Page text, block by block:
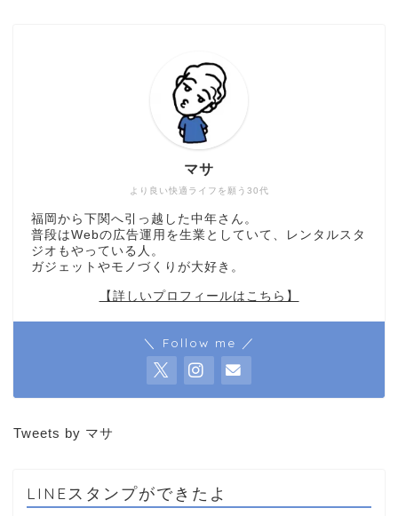
より良い快適ライフを願う30代
マサ
福岡から下関へ引っ越した中年さん。
普段はWebの広告運用を生業としていて、レンタルスタ
ジオもやっている人。
ガジェットやモノづくりが大好き。
【詳しいプロフィールはこちら】
＼ Follow me ／
Tweets by マサ
LINEスタンプができたよ